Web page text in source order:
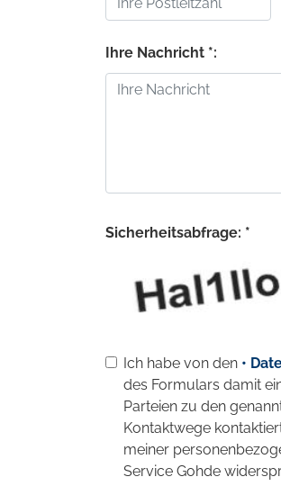
Ihre Nachricht *:
Sicherheitsabfrage: *
Ich habe von den •
des Formulars damit
Parteien zu den
Kontaktwege
meiner
Service Gohde